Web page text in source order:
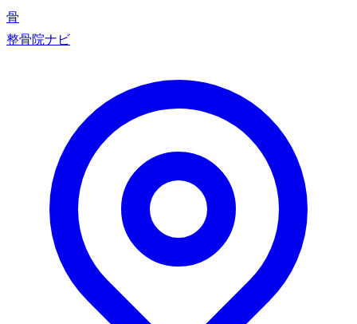
骨
整骨院ナビ